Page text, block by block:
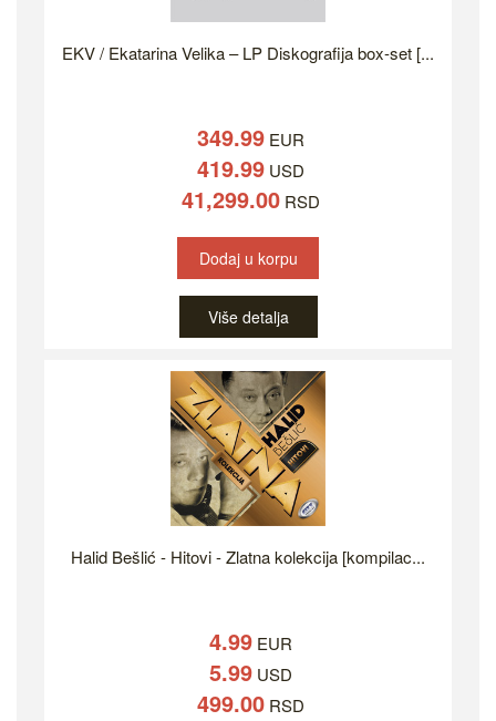
EKV / Ekatarina Velika – LP Diskografija box-set [...
349.99 EUR
419.99 USD
41,299.00 RSD
Dodaj u korpu
Više detalja
Halid Bešlić - Hitovi - Zlatna kolekcija [kompilac...
4.99 EUR
5.99 USD
499.00 RSD